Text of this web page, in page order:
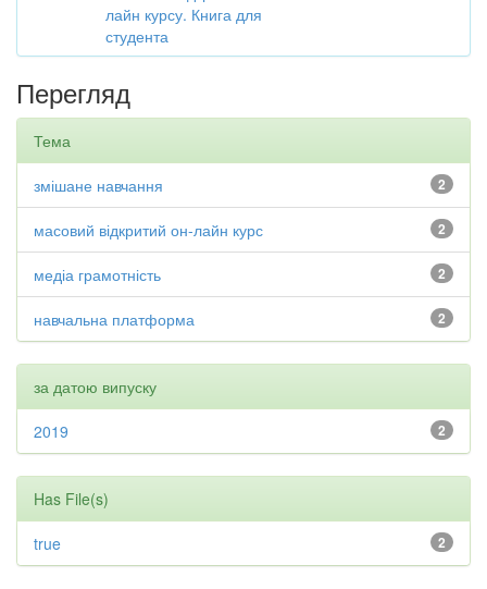
лайн курсу. Книга для
студента
Перегляд
Тема
2
змішане навчання
2
масовий відкритий он-лайн курс
2
медіа грамотність
2
навчальна платформа
за датою випуску
2
2019
Has File(s)
2
true